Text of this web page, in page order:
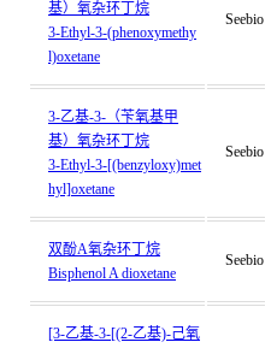
基）氧杂环丁烷
3-Ethyl-3-(phenoxymethy
l)oxetane
Seebio
3-乙基-3-（苄氧基甲
基）氧杂环丁烷
3-Ethyl-3-[(benzyloxy)met
hyl]oxetane
Seebio
双酚A氧杂环丁烷
Bisphenol A dioxetane
Seebio
[3-乙基-3-[(2-乙基)-己氧